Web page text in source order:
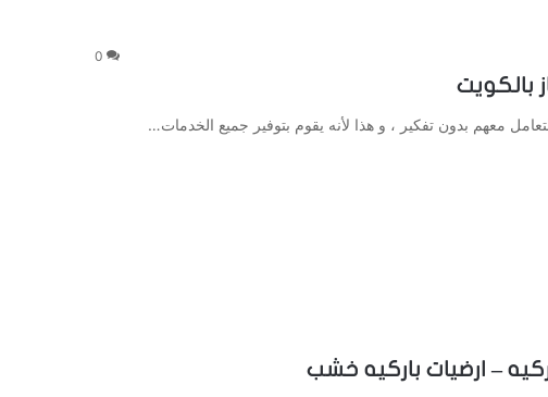
0
معهم بدون تفكير ، و هذا لأنه يقوم بتوفير جميع الخدمات…